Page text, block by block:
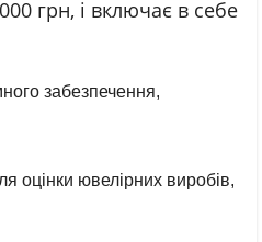
грн, і включає в себе
забезпечення,
оцінки ювелірних виробів,